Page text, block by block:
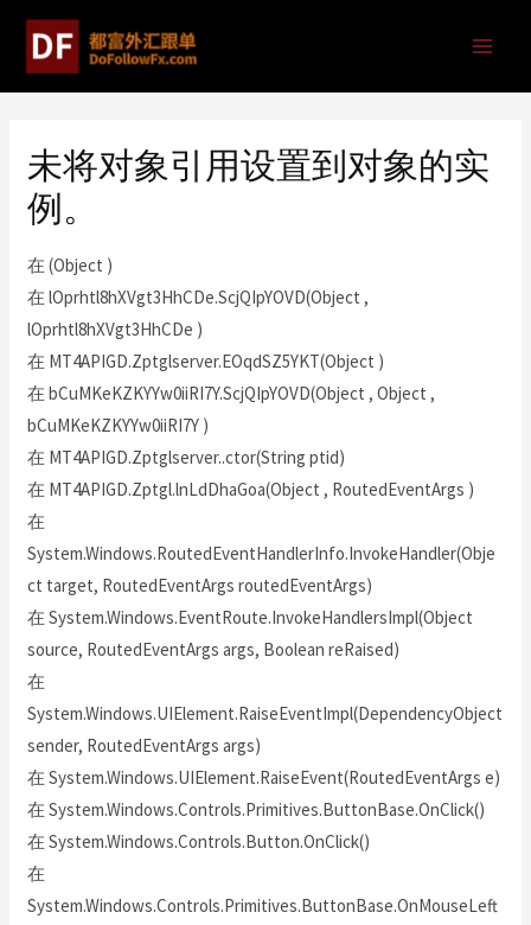
未将对象引用设置到对象的实
例。
在 (Object )
在 lOprhtl8hXVgt3HhCDe.ScjQIpYOVD(Object ,
lOprhtl8hXVgt3HhCDe )
在 MT4APIGD.Zptglserver.EOqdSZ5YKT(Object )
在 bCuMKeKZKYYw0iiRI7Y.ScjQIpYOVD(Object , Object ,
bCuMKeKZKYYw0iiRI7Y )
在 MT4APIGD.Zptglserver..ctor(String ptid)
在 MT4APIGD.Zptgl.lnLdDhaGoa(Object , RoutedEventArgs )
在
System.Windows.RoutedEventHandlerInfo.InvokeHandler(Obje
ct target, RoutedEventArgs routedEventArgs)
在 System.Windows.EventRoute.InvokeHandlersImpl(Object
source, RoutedEventArgs args, Boolean reRaised)
在
System.Windows.UIElement.RaiseEventImpl(DependencyObject
sender, RoutedEventArgs args)
在 System.Windows.UIElement.RaiseEvent(RoutedEventArgs e)
在 System.Windows.Controls.Primitives.ButtonBase.OnClick()
在 System.Windows.Controls.Button.OnClick()
在
System.Windows.Controls.Primitives.ButtonBase.OnMouseLeft